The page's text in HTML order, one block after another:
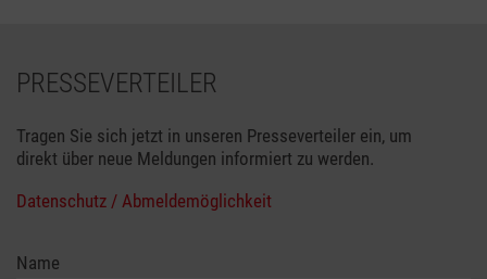
PRESSEVERTEILER
Tragen Sie sich jetzt in unseren Presseverteiler ein, um
direkt über neue Meldungen informiert zu werden.
Datenschutz / Abmeldemöglichkeit
Name